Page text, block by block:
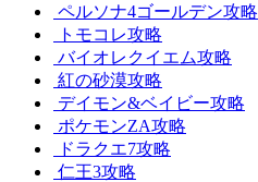
ペルソナ4ゴールデン攻略
トモコレ攻略
バイオレクイエム攻略
紅の砂漠攻略
デイモン&ベイビー攻略
ポケモンZA攻略
ドラクエ7攻略
仁王3攻略